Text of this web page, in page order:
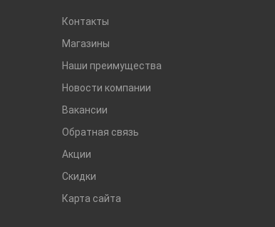
Контакты
Магазины
Наши преимущества
Новости компании
Вакансии
Обратная связь
Акции
Скидки
Карта сайта